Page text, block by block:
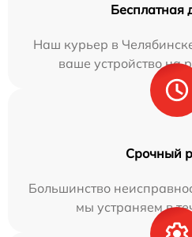
Бесплатная
Наш курьер в
ваше устройство на
Срочный
Большинство
мы устраняем в